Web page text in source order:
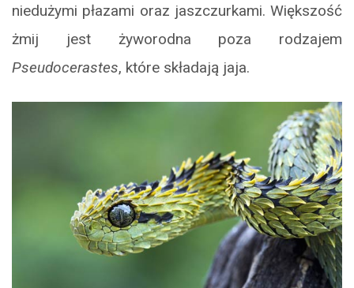
niedużymi płazami oraz jaszczurkami. Większość
żmij jest żyworodna poza rodzajem
Pseudocerastes, które składają jaja.